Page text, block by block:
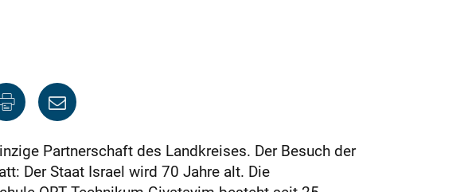
Partnerschaft des Landkreises. Der Besuch der
Der Staat Israel wird 70 Jahre alt. Die